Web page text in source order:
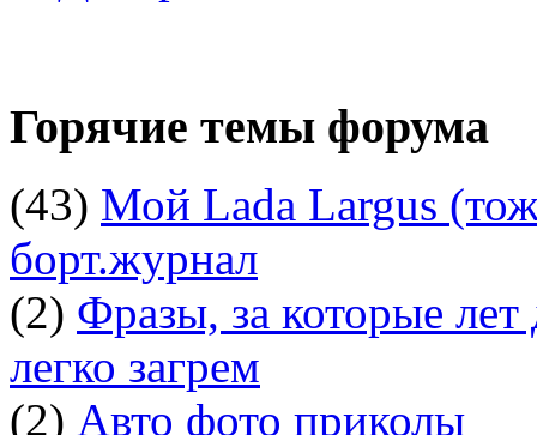
Горячие темы форума
(43) Мой Lada Largus
борт.журнал
(2) Фразы, за которые
легко загрем
(2) Авто фото приколы